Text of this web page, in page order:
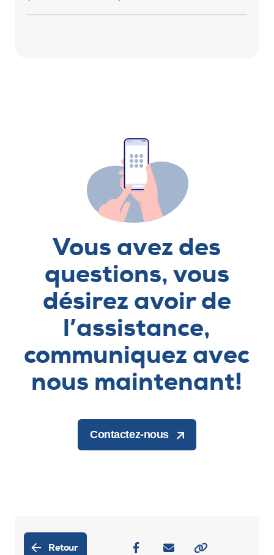
Vous avez des
questions, vous
désirez avoir de
l’assistance,
communiquez avec
nous maintenant!
Contactez-nous
Retour